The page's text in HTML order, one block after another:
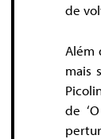
de
Além
mais
de